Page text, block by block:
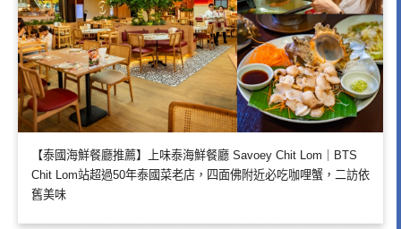
【泰國海鮮餐廳推薦】上味泰海鮮餐廳 Savoey Chit Lom｜BTS
Chit Lom站超過50年泰國菜老店，四面佛附近必吃咖哩蟹，二訪依
舊美味